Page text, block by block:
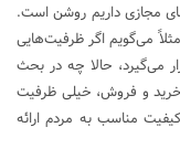
مجازی داریم روشن است.
می‌گویم اگر ظرفیت‌هایی
می‌گیرد، حالا چه در بحث
و فروش، خیلی ظرفیت
مناسب به مردم ارائه